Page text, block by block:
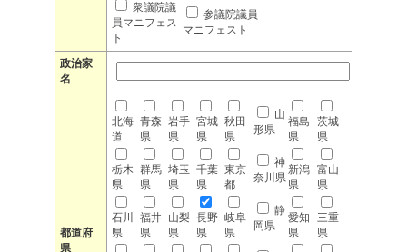
衆議院議
員マニフェス
ト
参議院議員
マニフェスト
政治家
名
都道府
県
北海
道
青森
県
岩手
県
宮城
県
秋田
県
山
形県
福島
県
茨城
県
栃木
県
群馬
県
埼玉
県
千葉
県
東京
都
神
奈川県
新潟
県
富山
県
石川
県
福井
県
山梨
県
長野
県
岐阜
県
静
岡県
愛知
県
三重
県